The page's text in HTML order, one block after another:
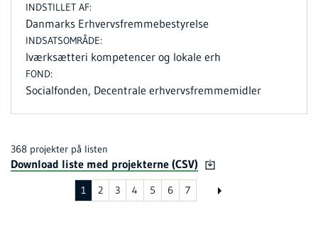
Danmarks Erhvervsfremmebestyrelse
Iværksætteri kompetencer og lokale erh
Socialfonden, Decentrale erhvervsfremmemidler
368 projekter på listen
Download liste med projekterne (CSV)
1 2 3 4 5 6 7